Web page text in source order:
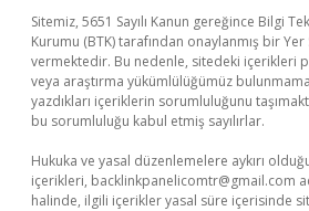
Sitemiz, 5651 Sayılı Kanun gereğince Bilgi
Kurumu (BTK) tarafından onaylanmış bir Yer
vermektedir. Bu nedenle, sitedeki içerikleri
veya araştırma yükümlülüğümüz
yazdıkları içeriklerin sorumluluğunu
bu sorumluluğu kabul etmiş sayılırlar.
Hukuka ve yasal düzenlemelere aykırı
içerikleri, backlinkpanelicomtr@gmail.com
halinde, ilgili içerikler yasal süre içerisinde